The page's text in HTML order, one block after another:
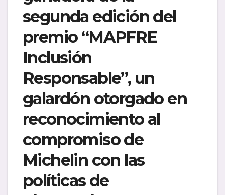
segunda edición del
premio “MAPFRE
Inclusión
Responsable”, un
galardón otorgado en
reconocimiento al
compromiso de
Michelin con las
políticas de